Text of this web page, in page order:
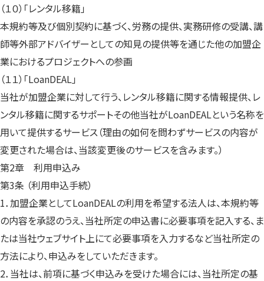
（１０）「レンタル移籍」
本規約等及び個別契約に基づく、労務の提供、実務研修の受講、講
師等外部アドバイザーとしての知見の提供等を通じた他の加盟企
業におけるプロジェクトへの参画
（１１）「LoanDEAL」
当社が加盟企業に対して行う、レンタル移籍に関する情報提供、レ
ンタル移籍に関するサポートその他当社がLoanDEALという名称を
用いて提供するサービス（理由の如何を問わずサービスの内容が
変更された場合は、当該変更後のサービスを含みます。）
第2章 利用申込み
第3条 （利用申込手続）
1．加盟企業としてLoanDEALの利用を希望する法人は、本規約等
の内容を承認のうえ、当社所定の申込書に必要事項を記入する、ま
たは当社ウェブサイト上にて必要事項を入力するなど当社所定の
方法により、申込みをしていただきます。
2．当社は、前項に基づく申込みを受けた場合には、当社所定の基